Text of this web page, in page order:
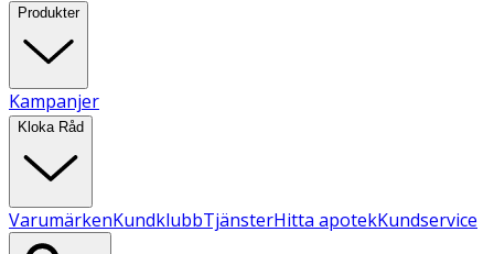
Produkter
Kampanjer
Kloka Råd
VarumärkenKundklubbTjänsterHitta apotekKundservice